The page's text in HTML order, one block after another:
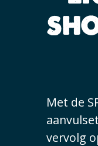
Met de
vervolg